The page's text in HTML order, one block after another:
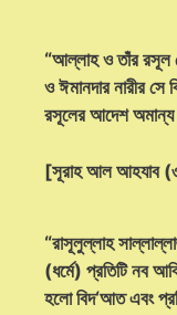
“আল্লাহ ও তাঁর রসূল
ও ঈমানদার নারীর
রসূলের আদেশ অমান্য
[সূরাহ আল আহযাব
“রাসূলুল্লাহ
(ধর্মে) প্রতিটি নব
হলো বিদ‘আত এবং